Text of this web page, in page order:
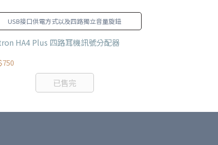
USB接口供電方式以及四路獨立音量旋鈕
HA4 Plus 四路耳機訊號分配器
已售完